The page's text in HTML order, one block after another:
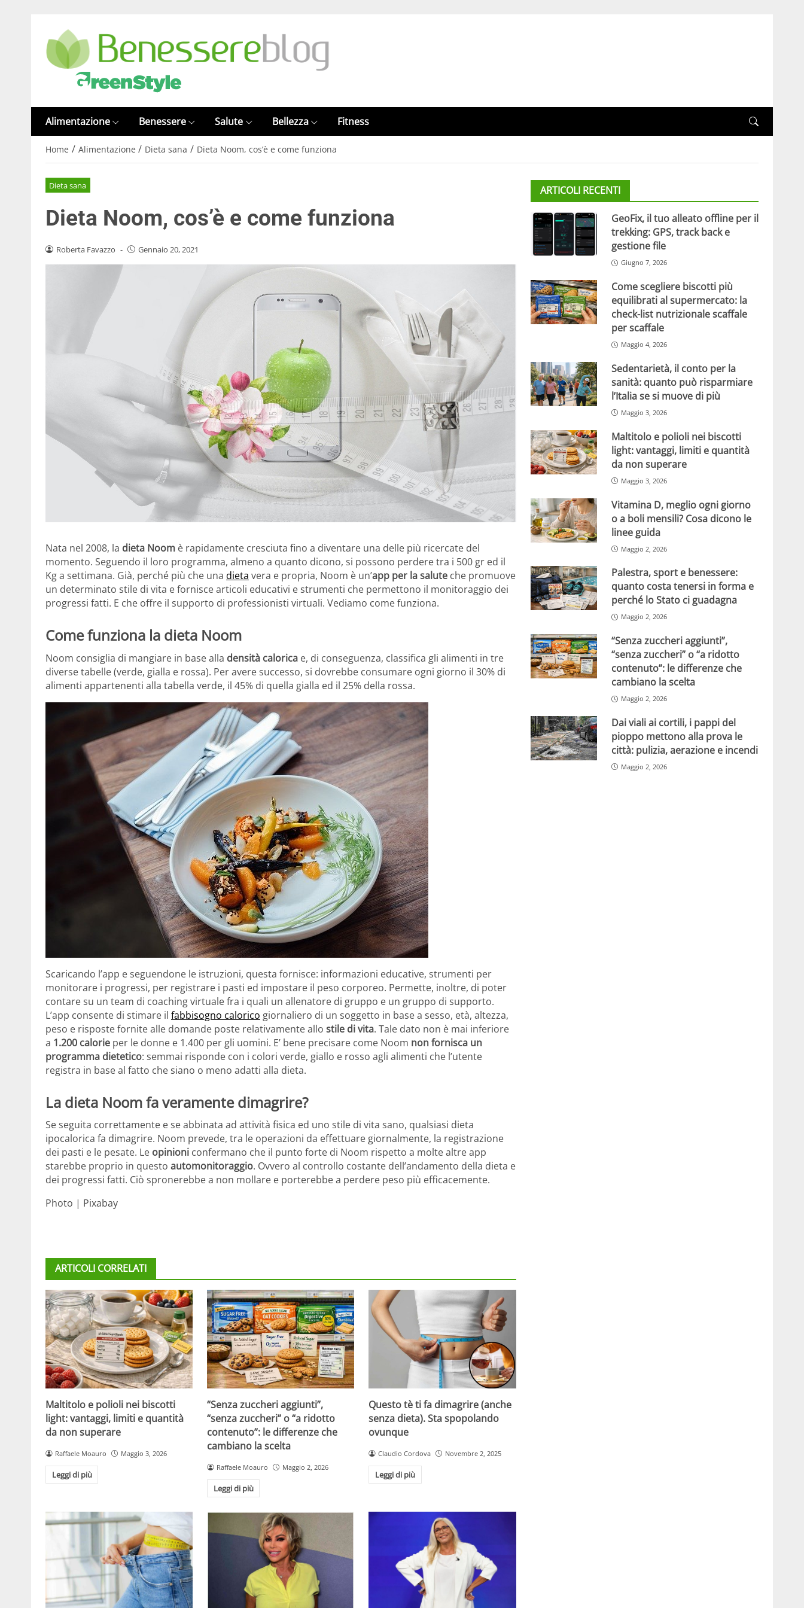
Alimentazione Benessere Salute Bellezza Fitness
Home / Alimentazione / Dieta sana / Dieta Noom, cos’è e come funziona
Dieta sana
Dieta Noom, cos’è e come funziona
Roberta Favazzo - Gennaio 20, 2021
Nata nel 2008, la dieta Noom è rapidamente cresciuta fino a diventare una delle più ricercate del
momento. Seguendo il loro programma, almeno a quanto dicono, si possono perdere tra i 500 gr ed il
Kg a settimana. Già, perché più che una dieta vera e propria, Noom è un’app per la salute che promuove
un determinato stile di vita e fornisce articoli educativi e strumenti che permettono il monitoraggio dei
progressi fatti. E che offre il supporto di professionisti virtuali. Vediamo come funziona.
Come funziona la dieta Noom
Noom consiglia di mangiare in base alla densità calorica e, di conseguenza, classifica gli alimenti in tre
diverse tabelle (verde, gialla e rossa). Per avere successo, si dovrebbe consumare ogni giorno il 30% di
alimenti appartenenti alla tabella verde, il 45% di quella gialla ed il 25% della rossa.
Scaricando l’app e seguendone le istruzioni, questa fornisce: informazioni educative, strumenti per
monitorare i progressi, per registrare i pasti ed impostare il peso corporeo. Permette, inoltre, di poter
contare su un team di coaching virtuale fra i quali un allenatore di gruppo e un gruppo di supporto.
L’app consente di stimare il fabbisogno calorico giornaliero di un soggetto in base a sesso, età, altezza,
peso e risposte fornite alle domande poste relativamente allo stile di vita. Tale dato non è mai inferiore
a 1.200 calorie per le donne e 1.400 per gli uomini. E’ bene precisare come Noom non fornisca un
programma dietetico: semmai risponde con i colori verde, giallo e rosso agli alimenti che l’utente
registra in base al fatto che siano o meno adatti alla dieta.
La dieta Noom fa veramente dimagrire?
Se seguita correttamente e se abbinata ad attività fisica ed uno stile di vita sano, qualsiasi dieta
ipocalorica fa dimagrire. Noom prevede, tra le operazioni da effettuare giornalmente, la registrazione
dei pasti e le pesate. Le opinioni confermano che il punto forte di Noom rispetto a molte altre app
starebbe proprio in questo automonitoraggio. Ovvero al controllo costante dell’andamento della dieta e
dei progressi fatti. Ciò spronerebbe a non mollare e porterebbe a perdere peso più efficacemente.
Photo | Pixabay
ARTICOLI CORRELATI
Maltitolo e polioli nei biscotti
light: vantaggi, limiti e quantità
da non superare
Raffaele Moauro Maggio 3, 2026
Leggi di più
“Senza zuccheri aggiunti”,
“senza zuccheri” o “a ridotto
contenuto”: le differenze che
cambiano la scelta
Raffaele Moauro Maggio 2, 2026
Leggi di più
Questo tè ti fa dimagrire (anche
senza dieta). Sta spopolando
ovunque
Claudio Cordova Novembre 2, 2025
Leggi di più
ARTICOLI RECENTI
GeoFix, il tuo alleato offline per il
trekking: GPS, track back e
gestione file
Giugno 7, 2026
Come scegliere biscotti più
equilibrati al supermercato: la
check-list nutrizionale scaffale
per scaffale
Maggio 4, 2026
Sedentarietà, il conto per la
sanità: quanto può risparmiare
l’Italia se si muove di più
Maggio 3, 2026
Maltitolo e polioli nei biscotti
light: vantaggi, limiti e quantità
da non superare
Maggio 3, 2026
Vitamina D, meglio ogni giorno
o a boli mensili? Cosa dicono le
linee guida
Maggio 2, 2026
Palestra, sport e benessere:
quanto costa tenersi in forma e
perché lo Stato ci guadagna
Maggio 2, 2026
“Senza zuccheri aggiunti”,
“senza zuccheri” o “a ridotto
contenuto”: le differenze che
cambiano la scelta
Maggio 2, 2026
Dai viali ai cortili, i pappi del
pioppo mettono alla prova le
città: pulizia, aerazione e incendi
Maggio 2, 2026